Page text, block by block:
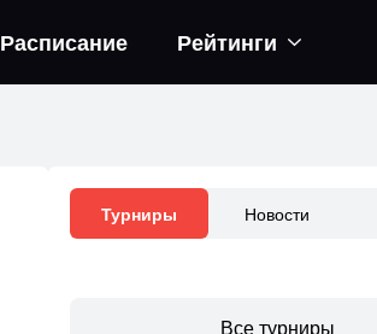
Расписание Рейтинги
Турниры Новости
Все турниры